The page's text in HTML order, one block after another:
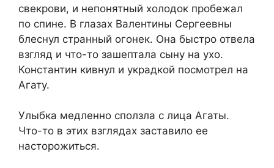
свекрови, и непонятный холодок пробежал
по спине. В глазах Валентины Сергеевны
блеснул странный огонек. Она быстро отвела
взгляд и что-то зашептала сыну на ухо.
Константин кивнул и украдкой посмотрел на
Агату.
Улыбка медленно сползла с лица Агаты.
Что-то в этих взглядах заставило ее
насторожиться.